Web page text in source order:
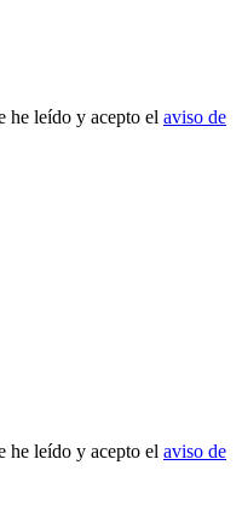
he leído y acepto el aviso de
he leído y acepto el aviso de